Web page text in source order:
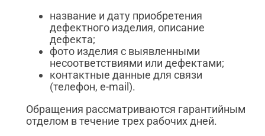
название и дату приобретения
дефектного изделия, описание
дефекта;
фото изделия с выявленными
несоответствиями или дефектами;
контактные данные для связи
(телефон, e-mail).
Обращения рассматриваются гарантийным
отделом в течение трех рабочих дней.